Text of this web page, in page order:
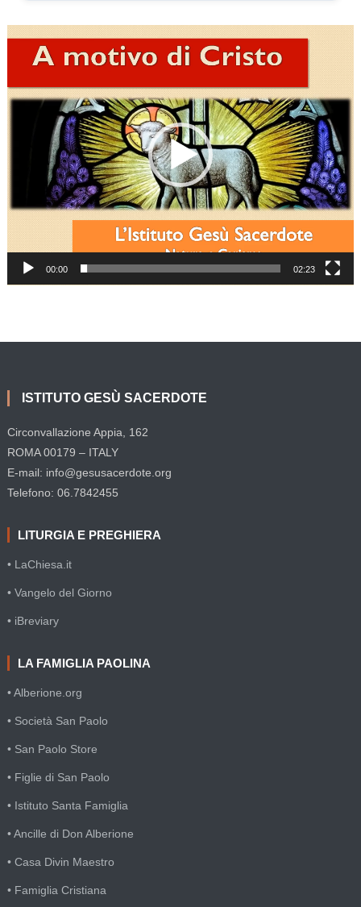
Player
00:00 02:23
ISTITUTO GESÙ SACERDOTE
Circonvallazione Appia, 162
ROMA 00179 – ITALY
E-mail: info@gesusacerdote.org
Telefono: 06.7842455
LITURGIA E PREGHIERA
• LaChiesa.it
• Vangelo del Giorno
• iBreviary
LA FAMIGLIA PAOLINA
• Alberione.org
• Società San Paolo
• San Paolo Store
• Figlie di San Paolo
• Istituto Santa Famiglia
• Ancille di Don Alberione
• Casa Divin Maestro
• Famiglia Cristiana